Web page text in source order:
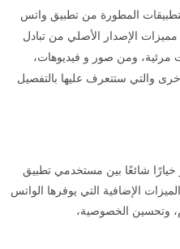
المطورة من تطبيق واتس
الإصدار الأصلي من تبادل
مرئية، ومن صور و فيديوهات،
والتي ستتعرف عليها بالتفصيل
خيارًا شائعًا بين مستخدمي تطبيق
الإضافية التي يوفرها الواتس
وتحسين الخصوصية،